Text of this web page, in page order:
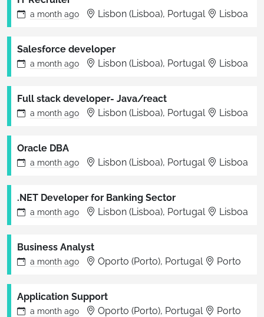
a month ago Lisbon (Lisboa), Portugal Lisboa
Salesforce developer
a month ago Lisbon (Lisboa), Portugal Lisboa
Full stack developer- Java/react
a month ago Lisbon (Lisboa), Portugal Lisboa
Oracle DBA
a month ago Lisbon (Lisboa), Portugal Lisboa
.NET Developer for Banking Sector
a month ago Lisbon (Lisboa), Portugal Lisboa
Business Analyst
a month ago Oporto (Porto), Portugal Porto
Application Support
a month ago Oporto (Porto), Portugal Porto